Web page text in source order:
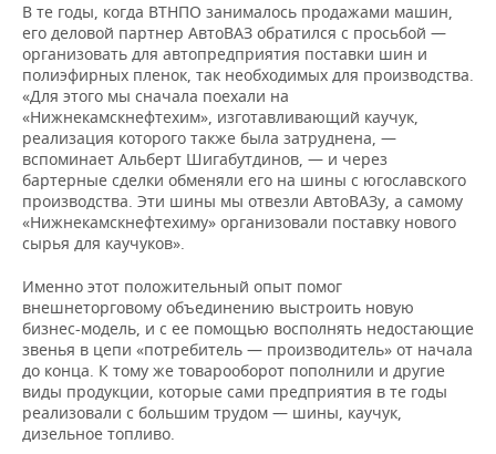
В те годы, когда ВТНПО занималось продажами машин,
его деловой партнер АвтоВАЗ обратился с просьбой —
организовать для автопредприятия поставки шин и
полиэфирных пленок, так необходимых для производства.
«Для этого мы сначала поехали на
«Нижнекамскнефтехим», изготавливающий каучук,
реализация которого также была затруднена, —
вспоминает Альберт Шигабутдинов, — и через
бартерные сделки обменяли его на шины с югославского
производства. Эти шины мы отвезли АвтоВАЗу, а самому
«Нижнекамскнефтехиму» организовали поставку нового
сырья для каучуков».
Именно этот положительный опыт помог
внешнеторговому объединению выстроить новую
бизнес-модель, и с ее помощью восполнять недостающие
звенья в цепи «потребитель — производитель» от начала
до конца. К тому же товарооборот пополнили и другие
виды продукции, которые сами предприятия в те годы
реализовали с большим трудом — шины, каучук,
дизельное топливо.